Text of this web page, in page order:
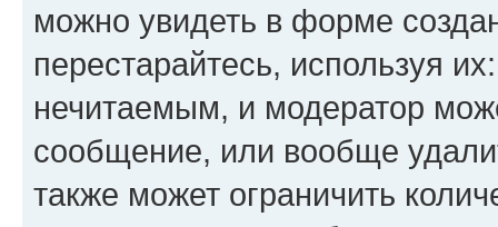
можно увидеть в форме
перестарайтесь, используя
нечитаемым, и модератор
сообщение, или вообще
также может ограничить